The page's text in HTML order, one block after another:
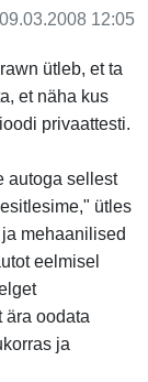
09.03.2008 12:05
ütleb, et ta
et näha kus
privaattesti.
autoga sellest
ütles
mehaanilised
eelmisel
ära oodata
ja